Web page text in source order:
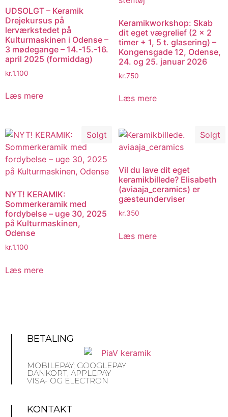
UDSOLGT – Keramik
Drejekursus på
lerværkstedet på
Kulturmaskinen i Odense –
3 mødegange – 14.-15.-16.
april 2025 (formiddag)
kr.1.100
Læs mere
Keramikworkshop: Skab
dit eget vægrelief (2 x 2
timer + 1, 5 t. glasering) –
Kongensgade 12, Odense,
24. og 25. januar 2026
kr.750
Læs mere
Solgt
NYT! KERAMIK:
Sommerkeramik med
fordybelse – uge 30, 2025
på Kulturmaskinen,
Odense
kr.1.100
Læs mere
Solgt
Vil du lave dit eget
keramikbillede? Elisabeth
(aviaaja_ceramics) er
gæsteunderviser
kr.350
Læs mere
BETALING
MOBILEPAY; GOOGLEPAY
DANKORT, APPLEPAY
VISA- OG ELECTRON
KONTAKT